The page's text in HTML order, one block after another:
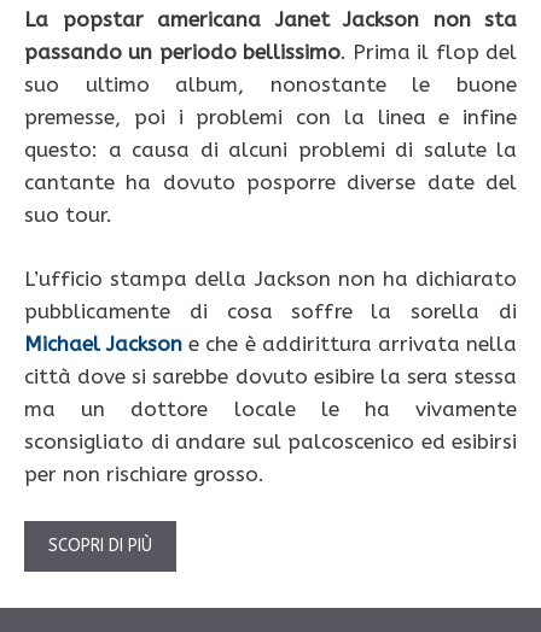
La popstar americana Janet Jackson non sta
passando un periodo bellissimo. Prima il flop del
suo ultimo album, nonostante le buone
premesse, poi i problemi con la linea e infine
questo: a causa di alcuni problemi di salute la
cantante ha dovuto posporre diverse date del
suo tour.
L’ufficio stampa della Jackson non ha dichiarato
pubblicamente di cosa soffre la sorella di
Michael Jackson e che è addirittura arrivata nella
città dove si sarebbe dovuto esibire la sera stessa
ma un dottore locale le ha vivamente
sconsigliato di andare sul palcoscenico ed esibirsi
per non rischiare grosso.
SCOPRI DI PIÙ